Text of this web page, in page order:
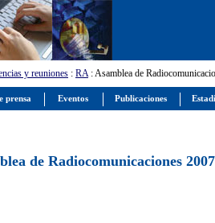
y reuniones : RA: Asamblea de
de Radiocomunicaciones
prensa Eventos Publicaciones